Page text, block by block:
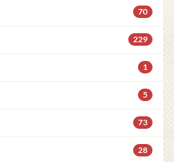
70
229
1
5
73
28